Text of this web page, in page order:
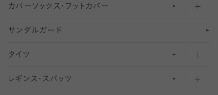
五本指ソックス・靴下
足袋ソックス・靴下
無地・プレーンソックス・靴下
柄ソックス・靴下
カバーソックス・フットカバー
フットカバー・カバーソックス（深め）
フットカバー・カバーソックス（ふつう）
フットカバー・カバーソックス（浅め）
サンダルガード
タイツ
30デニール以下のタイツ（薄手タイツ）
レギンス・スパッツ